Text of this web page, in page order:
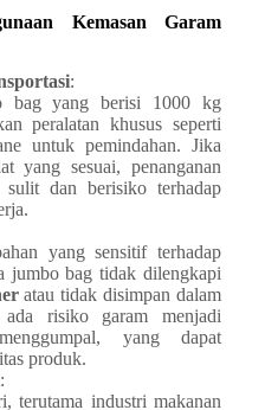
Kemasan Garam
:
bag yang berisi 1000 kg
peralatan khusus seperti
untuk pemindahan. Jika
yang sesuai, penanganan
sulit dan berisiko terhadap
yang sensitif terhadap
jumbo bag tidak dilengkapi
atau tidak disimpan dalam
risiko garam menjadi
yang dapat
produk.
:
terutama industri makanan